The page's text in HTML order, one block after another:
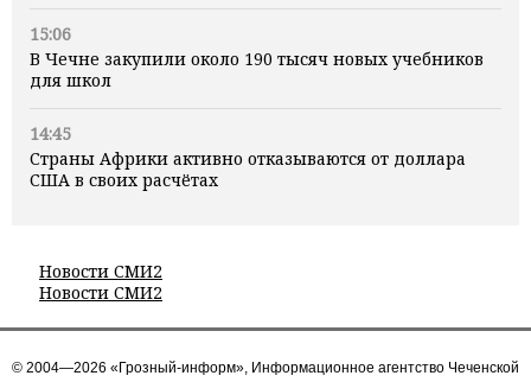
15:06
В Чечне закупили около 190 тысяч новых учебников
для школ
14:45
Страны Африки активно отказываются от доллара
США в своих расчётах
Новости СМИ2
Новости СМИ2
© 2004—2026 «Грозный-информ», Информационное агентство Чеченской